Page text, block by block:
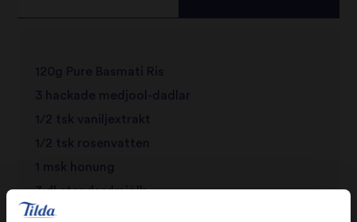
review
120g Pure Basmati Ris
3 hackade medjool-dadlar
1/2 tsk vaniljextrakt
1/2 tsk rosenvatten
1 msk honung
3 dl standardmjölk
Honung (valfritt)